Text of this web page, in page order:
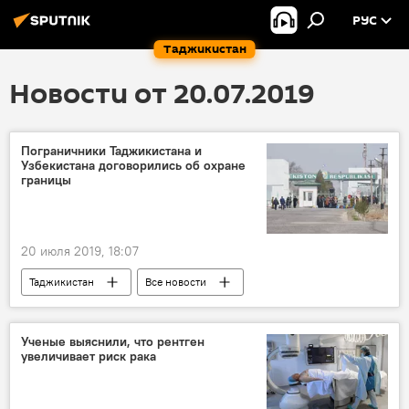
Таджикистан
РУС
Новости от 20.07.2019
Пограничники Таджикистана и
Узбекистана договорились об охране
границы
20 июля 2019, 18:07
Таджикистан
Все новости
Узбекистан
граница
Узбекистан и Таджикистан: новости
Ученые выяснили, что рентген
увеличивает риск рака